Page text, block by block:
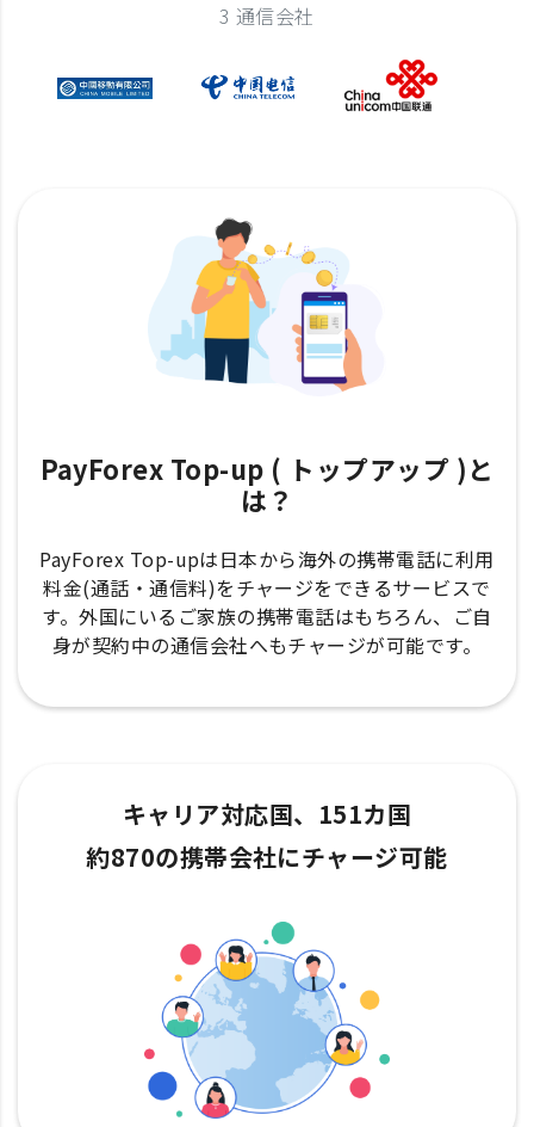
3 通信会社
PayForex Top-up ( トップアップ )と
は？
PayForex Top-upは日本から海外の携帯電話に利用
料金(通話・通信料)をチャージをできるサービスで
す。外国にいるご家族の携帯電話はもちろん、ご自
身が契約中の通信会社へもチャージが可能です。
キャリア対応国、151カ国
約870の携帯会社にチャージ可能